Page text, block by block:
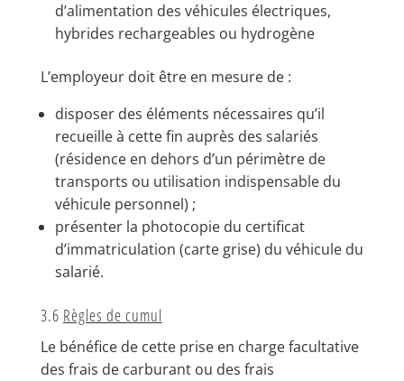
d’alimentation des véhicules électriques,
hybrides rechargeables ou hydrogène
L’employeur doit être en mesure de :
disposer des éléments nécessaires qu’il
recueille à cette fin auprès des salariés
(résidence en dehors d’un périmètre de
transports ou utilisation indispensable du
véhicule personnel) ;
présenter la photocopie du certificat
d’immatriculation (carte grise) du véhicule du
salarié.
3.6 Règles de cumul
Le bénéfice de cette prise en charge facultative
des frais de carburant ou des frais